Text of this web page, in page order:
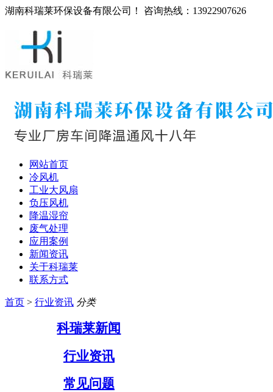
湖南科瑞莱环保设备有限公司！ 咨询热线：13922907626
网站首页
冷风机
工业大风扇
负压风机
降温湿帘
废气处理
应用案例
新闻资讯
关于科瑞莱
联系方式
首页 > 行业资讯 分类
科瑞莱新闻
行业资讯
常见问题